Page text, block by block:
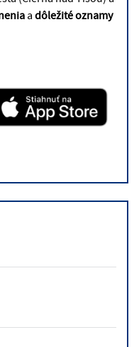
a dôležité oznamy